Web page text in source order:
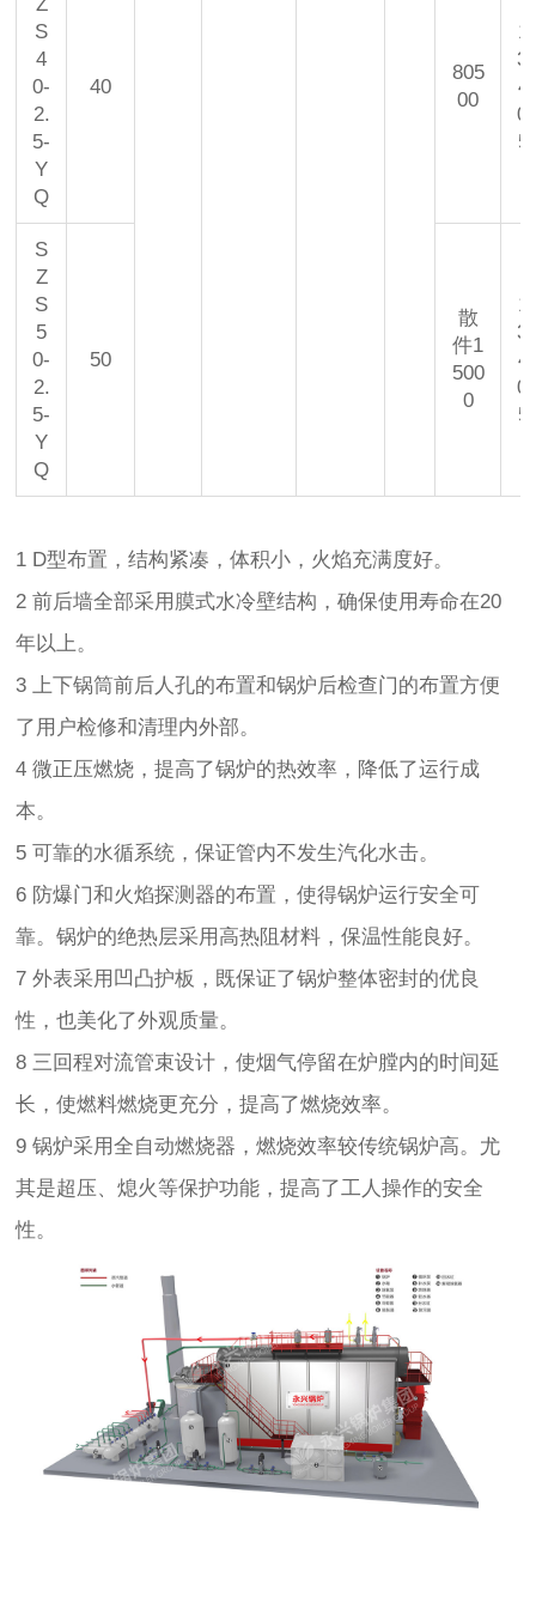
S
4
0-
2.
5-
Y
Q
40
805
00
S
Z
S
5
0-
2.
5-
Y
Q
50
散
件1
500
0
1 D型布置，结构紧凑，体积小，火焰充满度好。
2 前后墙全部采用膜式水冷壁结构，确保使用寿命在20
年以上。
3 上下锅筒前后人孔的布置和锅炉后检查门的布置方便
了用户检修和清理内外部。
4 微正压燃烧，提高了锅炉的热效率，降低了运行成
本。
5 可靠的水循系统，保证管内不发生汽化水击。
6 防爆门和火焰探测器的布置，使得锅炉运行安全可
靠。锅炉的绝热层采用高热阻材料，保温性能良好。
7 外表采用凹凸护板，既保证了锅炉整体密封的优良
性，也美化了外观质量。
8 三回程对流管束设计，使烟气停留在炉膛内的时间延
长，使燃料燃烧更充分，提高了燃烧效率。
9 锅炉采用全自动燃烧器，燃烧效率较传统锅炉高。尤
其是超压、熄火等保护功能，提高了工人操作的安全
性。